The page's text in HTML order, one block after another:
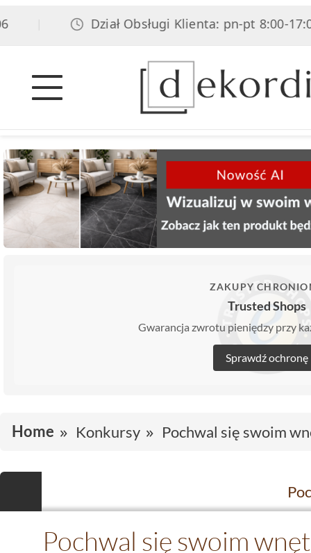
Dział Obsługi Klienta: pn-pt 8:00-17:00,
ZAKUPY
Trusted Shops
Gwarancja zwrotu pieniędzy przy
Sprawdź ochronę
Home Konkursy Pochwal się swoim
Pochwal się swoim